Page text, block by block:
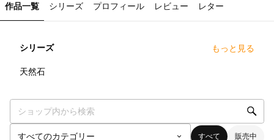
作品一覧 シリーズ プロフィール レビュー レター
シリーズ もっと見る
天然石
すべて 販売中